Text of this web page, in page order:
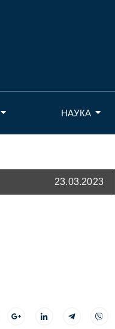
НАУКА
23.03.2023